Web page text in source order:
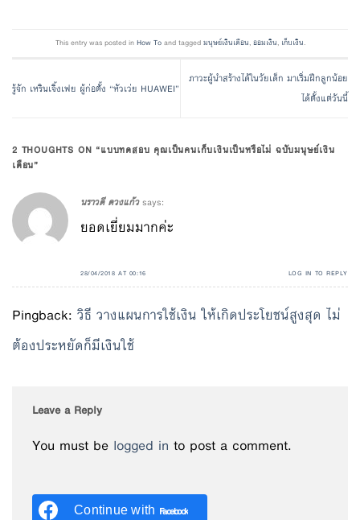
This entry was posted inHow Toand taggedมนุษย์เงินเดือน,ออมเงิน, เก็บเงิน.
รู้จัก เหรินเจิ้งเฟย ผู้ก่อตั้ง “หัวเว่ย HUAWEI”
ภาวะผู้นำสร้างได้ในวัยเด็ก มาเริ่มฝึกลูกน้อย
ได้ตั้งแต่วันนี้
2 THOUGHTS ON “แบบทดสอบ คุณเป็นคนเก็บเงินเป็นหรือไม่ ฉบับมนุษย์เงิน
เดือน”
นราวดี ดวงแก้ว says:
ยอดเยี่ยมมากค่ะ
28/04/2018 AT 00:16 LOG IN TO REPLY
Pingback: วิธี วางแผนการใช้เงิน ให้เกิดประโยชน์สูงสุด ไม่
ต้องประหยัดก็มีเงินใช้
Leave a Reply
You must be logged in to post a comment.
Continue with Facebook